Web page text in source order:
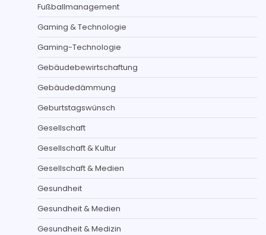
Fußballmanagement
Gaming & Technologie
Gaming-Technologie
Gebäudebewirtschaftung
Gebäudedämmung
Geburtstagswünsch
Gesellschaft
Gesellschaft & Kultur
Gesellschaft & Medien
Gesundheit
Gesundheit & Medien
Gesundheit & Medizin